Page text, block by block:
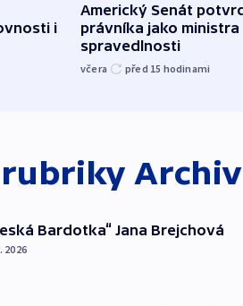
i
Americký Senát
právníka jako ministra
spravedlnosti
včera před 15 hodinami
Archiv
Bardotka“ Jana Brejchová
2026